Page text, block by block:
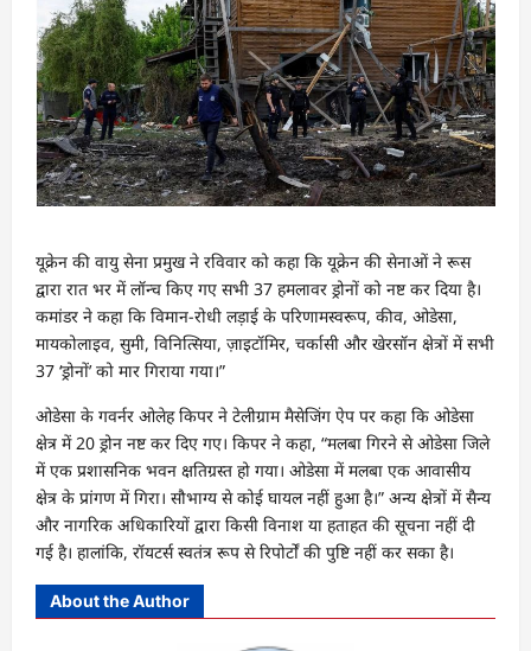
यूक्रेन की वायु सेना प्रमुख ने रविवार को कहा कि यूक्रेन की सेनाओं ने रूस
द्वारा रात भर में लॉन्च किए गए सभी 37 हमलावर ड्रोनों को नष्ट कर दिया है।
कमांडर ने कहा कि विमान-रोधी लड़ाई के परिणामस्वरूप, कीव, ओडेसा,
मायकोलाइव, सुमी, विनित्सिया, ज़ाइटॉमिर, चर्कासी और खेरसॉन क्षेत्रों में सभी
37 ‘ड्रोनों’ को मार गिराया गया।”
ओडेसा के गवर्नर ओलेह किपर ने टेलीग्राम मैसेजिंग ऐप पर कहा कि ओडेसा
क्षेत्र में 20 ड्रोन नष्ट कर दिए गए। किपर ने कहा, “मलबा गिरने से ओडेसा जिले
में एक प्रशासनिक भवन क्षतिग्रस्त हो गया। ओडेसा में मलबा एक आवासीय
क्षेत्र के प्रांगण में गिरा। सौभाग्य से कोई घायल नहीं हुआ है।” अन्य क्षेत्रों में सैन्य
और नागरिक अधिकारियों द्वारा किसी विनाश या हताहत की सूचना नहीं दी
गई है। हालांकि, रॉयटर्स स्वतंत्र रूप से रिपोर्टों की पुष्टि नहीं कर सका है।
About the Author